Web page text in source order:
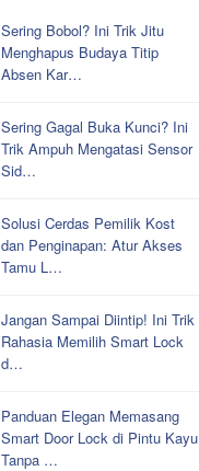
Sering Bobol? Ini Trik Jitu
Menghapus Budaya Titip
Absen Kar…
Sering Gagal Buka Kunci? Ini
Trik Ampuh Mengatasi Sensor
Sid…
Solusi Cerdas Pemilik Kost
dan Penginapan: Atur Akses
Tamu L…
Jangan Sampai Diintip! Ini Trik
Rahasia Memilih Smart Lock
d…
Panduan Elegan Memasang
Smart Door Lock di Pintu Kayu
Tanpa …